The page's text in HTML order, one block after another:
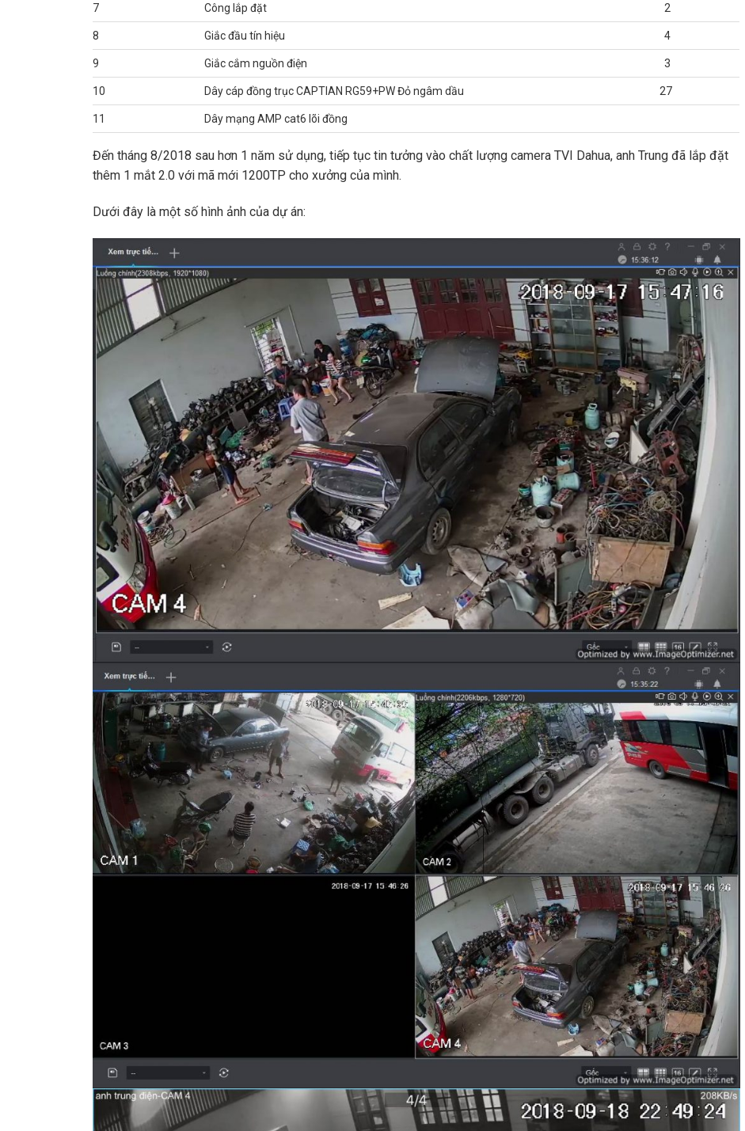
7 Công lắp đặt 2
8 Giắc đầu tín hiệu 4
9 Giắc cắm nguồn điện 3
10 Dây cáp đồng trục CAPTIAN RG59+PW Đỏ ngâm dầu 27
11 Dây mạng AMP cat6 lõi đồng
Đến tháng 8/2018 sau hơn 1 năm sử dụng, tiếp tục tin tưởng vào chất lượng camera TVI Dahua, anh Trung đã lắp đặt
thêm 1 mắt 2.0 với mã mới 1200TP cho xưởng của mình.
Dưới đây là một số hình ảnh của dự án: